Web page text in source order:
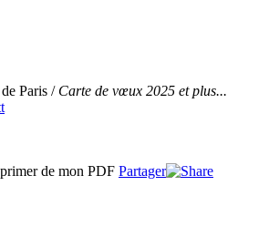
Paris / Carte de vœux 2025 et plus...
de mon PDF Partager